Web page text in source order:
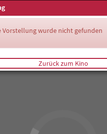
Vorstellung wurde nicht gefunden
Zurück zum Kino